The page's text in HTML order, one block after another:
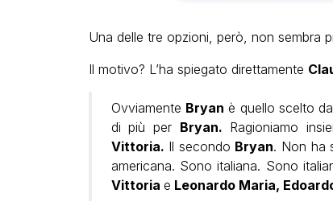
Una delle tre opzioni, però, non sembra
Il motivo? L’ha spiegato direttamente
Ovviamente Bryan è quello scelto da
di più per Bryan. Ragioniamo
Vittoria. Il secondo Bryan. Non ha
americana. Sono italiana. Sono
Vittoria e Leonardo Maria,